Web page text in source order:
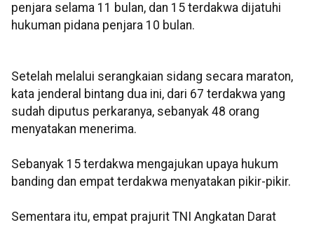
penjara selama 11 bulan, dan 15 terdakwa dijatuhi
hukuman pidana penjara 10 bulan.
Setelah melalui serangkaian sidang secara maraton,
kata jenderal bintang dua ini, dari 67 terdakwa yang
sudah diputus perkaranya, sebanyak 48 orang
menyatakan menerima.
Sebanyak 15 terdakwa mengajukan upaya hukum
banding dan empat terdakwa menyatakan pikir-pikir.
Sementara itu, empat prajurit TNI Angkatan Darat